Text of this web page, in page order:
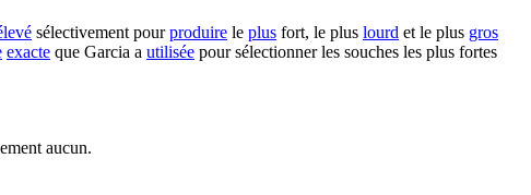
sélectivement pourproduire le plus fort, le plus lourd et le plus gros
exacte que Garcia a utilisée pour sélectionner les souches les plus fortes
aucun.